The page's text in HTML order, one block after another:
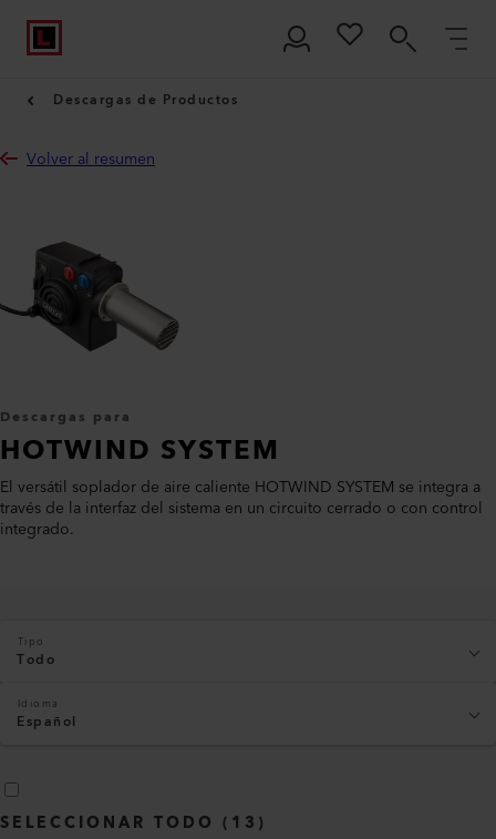
Descargas de Productos
Volver al resumen
Descargas para
HOTWIND SYSTEM
El versátil soplador de aire caliente HOTWIND SYSTEM se integra a
través de la interfaz del sistema en un circuito cerrado o con control
integrado.
Tipo
Todo
Idioma
Español
SELECCIONAR TODO ( 13 )